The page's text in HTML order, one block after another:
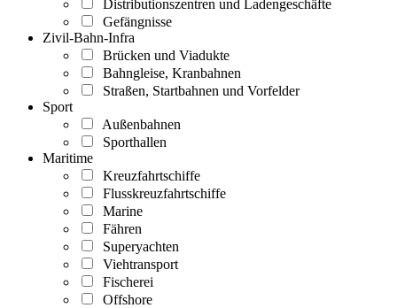
Distributionszentren und Ladengeschäfte
Gefängnisse
Zivil-Bahn-Infra
Brücken und Viadukte
Bahngleise, Kranbahnen
Straßen, Startbahnen und Vorfelder
Sport
Außenbahnen
Sporthallen
Maritime
Kreuzfahrtschiffe
Flusskreuzfahrtschiffe
Marine
Fähren
Superyachten
Viehtransport
Fischerei
Offshore